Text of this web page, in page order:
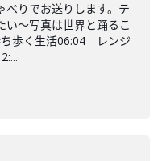
べりでお送りします。テ
い〜写真は世界と踊るこ
歩く生活06:04 レンジ